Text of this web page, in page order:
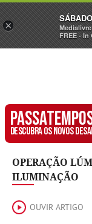
Sábado
DESCUBRA OS NOVOS
OPERAÇÃO
ILUMINAÇÃO
OUVIR ARTIGO
×
Medialivre
FREE -